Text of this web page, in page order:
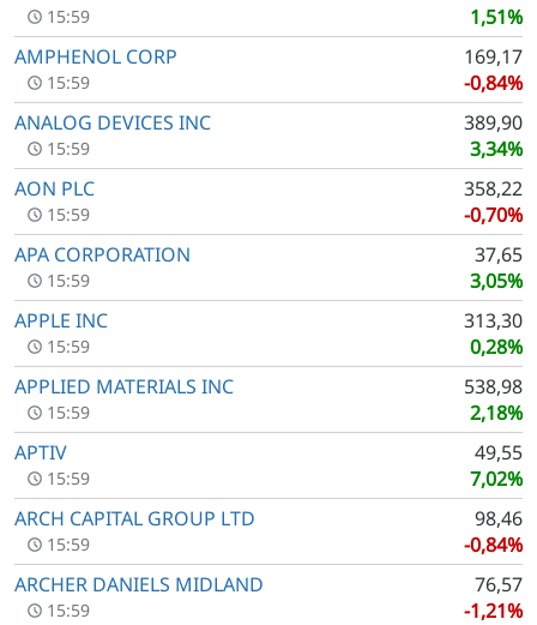
1,51%
15:59
AMPHENOL CORP
169,17
-0,84%
15:59
ANALOG DEVICES INC
389,90
3,34%
15:59
AON PLC
358,22
-0,70%
15:59
APA CORPORATION
37,65
3,05%
15:59
APPLE INC
313,30
0,28%
15:59
APPLIED MATERIALS INC
538,98
2,18%
15:59
APTIV
49,55
7,02%
15:59
ARCH CAPITAL GROUP LTD
98,46
-0,84%
15:59
ARCHER DANIELS MIDLAND
76,57
-1,21%
15:59